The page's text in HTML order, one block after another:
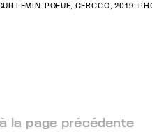
POEUF, CERCCO, 2019.
la page précédente